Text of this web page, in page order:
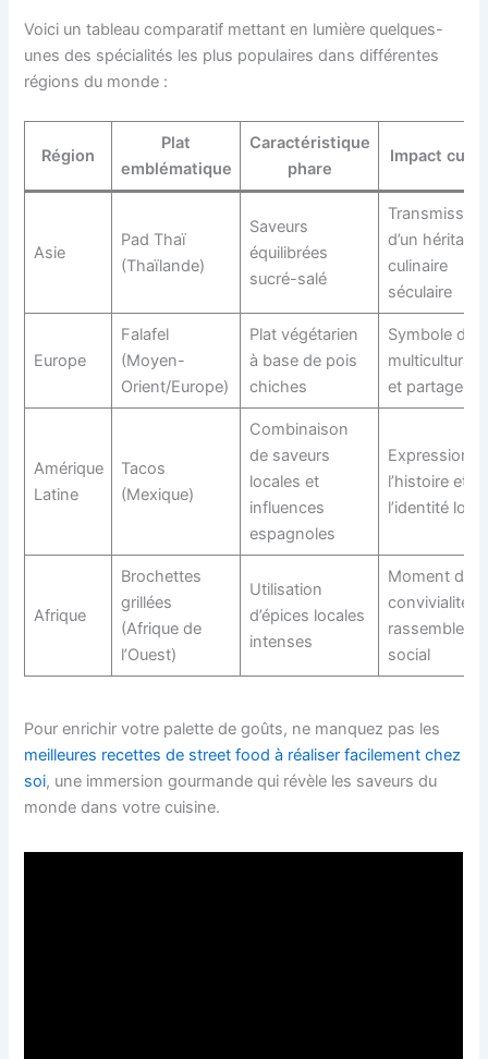
Voici un tableau comparatif mettant en lumière quelques-
unes des spécialités les plus populaires dans différentes
régions du monde :
Région
Plat
emblématique
Caractéristique
phare
Impact
Asie
Pad Thaï
(Thaïlande)
Saveurs
équilibrées
sucré-salé
Transmission
d’un héritage
culinaire
séculaire
Europe
Falafel
(Moyen-
Orient/Europe)
Plat végétarien
à base de pois
chiches
Symbole de
et partage
Amérique
Latine
Tacos
(Mexique)
Combinaison
de saveurs
locales et
influences
espagnoles
Expression
l’histoire et
l’identité
Afrique
Brochettes
grillées
(Afrique de
l’Ouest)
Utilisation
d’épices locales
intenses
Moment de
convivialité et
social
Pour enrichir votre palette de goûts, ne manquez pas les
meilleures recettes de street food à réaliser facilement chez
soi, une immersion gourmande qui révèle les saveurs du
monde dans votre cuisine.